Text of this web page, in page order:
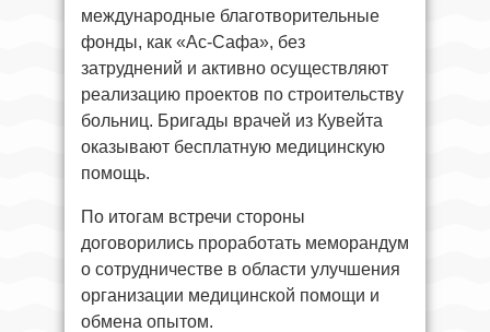
международные благотворительные
фонды, как «Ас-Сафа», без
затруднений и активно осуществляют
реализацию проектов по строительству
больниц. Бригады врачей из Кувейта
оказывают бесплатную медицинскую
помощь.
По итогам встречи стороны
договорились проработать меморандум
о сотрудничестве в области улучшения
организации медицинской помощи и
обмена опытом.